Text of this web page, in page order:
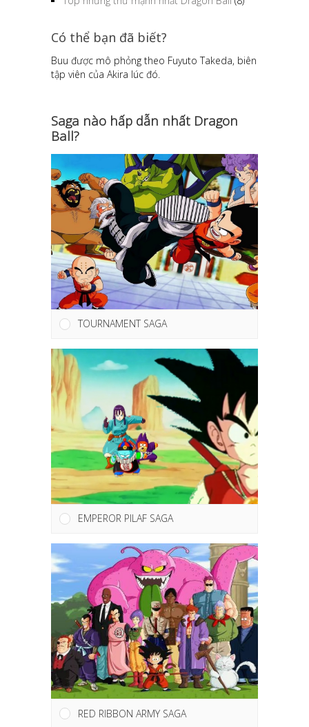
Có thể bạn đã biết?
Buu được mô phỏng theo Fuyuto Takeda, biên
tập viên của Akira lúc đó.
Saga nào hấp dẫn nhất Dragon
Ball?
TOURNAMENT SAGA
EMPEROR PILAF SAGA
RED RIBBON ARMY SAGA